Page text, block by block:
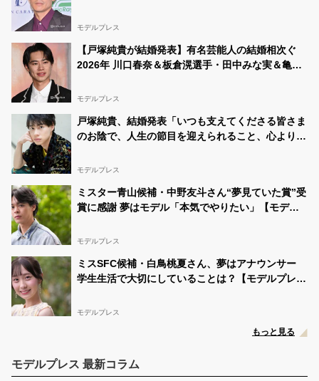
モデルプレス
【戸塚純貴が結婚発表】有名芸能人の結婚相次ぐ
2026年 川口春奈＆板倉滉選手・田中みな実＆亀梨
モデルプレス
戸塚純貴、結婚発表「いつも支えてくださる皆さま
のお陰で、人生の節目を迎えられること、心より感
モデルプレス
ミスター青山候補・中野友斗さん“夢見ていた賞”受
賞に感謝 夢はモデル「本気でやりたい」【モデル
モデルプレス
ミスSFC候補・白鳥桃夏さん、夢はアナウンサー
学生生活で大切にしていることは？【モデルプレス
モデルプレス
もっと見る
モデルプレス 最新コラム